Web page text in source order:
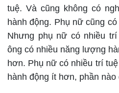
tuệ. Và cũng không có
hành động. Phụ nữ cũng
Nhưng phụ nữ có nhiều
ông có nhiều năng lượng
hơn. Phụ nữ có nhiều trí
hành động ít hơn, phần